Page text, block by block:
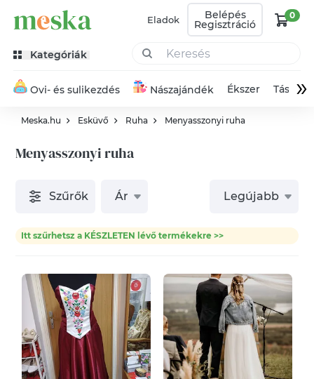
Eladok Belépés
Regisztráció
0
Kategóriák
Ovi- és sulikezdés Nászajándék Ékszer Táska»
Meska.hu Esküvő Ruha Menyasszonyi ruha
Menyasszonyi ruha
Szűrők Ár Legújabb
Itt szűrhetsz a KÉSZLETEN lévő termékekre >>